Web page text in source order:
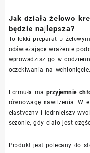
Jak działa żelowo-
będzie najlepsza?
To lekki preparat o
odświeżające wrażenie
wprowadzisz go w
oczekiwania na wchłonięcie.
Formuła ma przyjemnie
równowagę nawilżenia. W
elastyczny i jędrniejszy
sezonie, gdy ciało jest
Produkt jest polecany do